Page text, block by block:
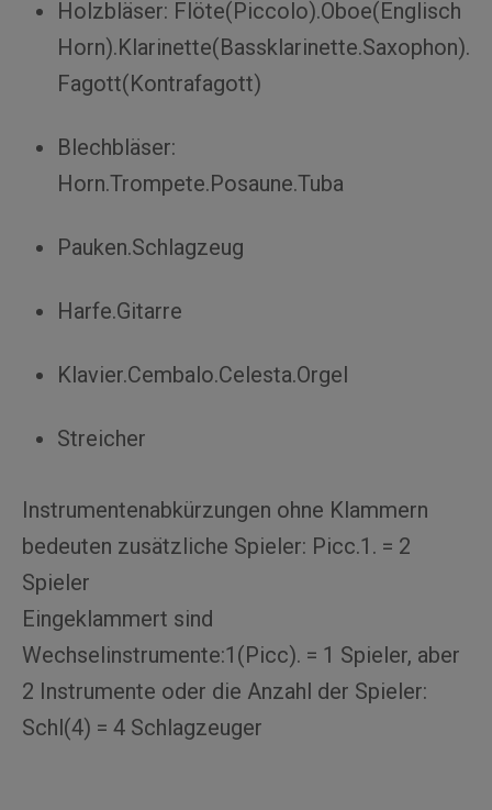
Holzbläser: Flöte(Piccolo).Oboe(Englisch
Horn).Klarinette(Bassklarinette.Saxophon).
Fagott(Kontrafagott)
Blechbläser:
Horn.Trompete.Posaune.Tuba
Pauken.Schlagzeug
Harfe.Gitarre
Klavier.Cembalo.Celesta.Orgel
Streicher
Instrumentenabkürzungen ohne Klammern
bedeuten zusätzliche Spieler: Picc.1. = 2
Spieler
Eingeklammert sind
Wechselinstrumente:1(Picc). = 1 Spieler, aber
2 Instrumente oder die Anzahl der Spieler:
Schl(4) = 4 Schlagzeuger